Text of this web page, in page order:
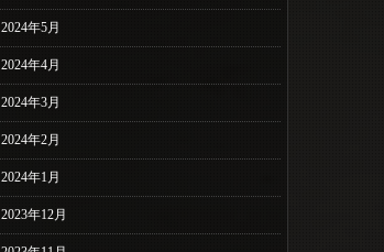
2024年5月
2024年4月
2024年3月
2024年2月
2024年1月
2023年12月